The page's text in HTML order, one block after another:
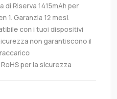
di Riserva 1415mAh per
1. Garanzia 12 mesi.
con i tuoi dispositivi
non garantiscono il
per la sicurezza